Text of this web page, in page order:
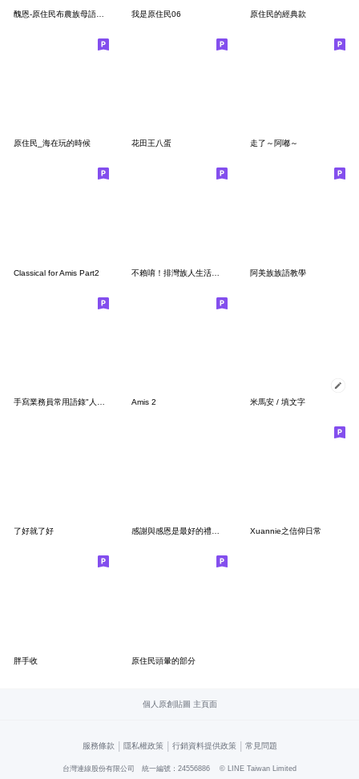
我是原住民06 原住民的經典款
原住民_海在玩的時候 花田王八蛋 走了～阿嘟～
Classical for Amis Part2 阿美族族語教學
Amis 2 米馬安 / 填文字
了好就了好 感謝與感恩是最好的禮物,貼圖傳遞愛與祝福 Xuannie之信仰日常
胖手收 原住民頭暈的部分
個人原創貼圖 主頁面
服務條款 | 隱私權政策 | 行銷資料提供政策 | 常見問題
台灣連線股份有限公司 統一編號：24556886 © LINE Taiwan Limited